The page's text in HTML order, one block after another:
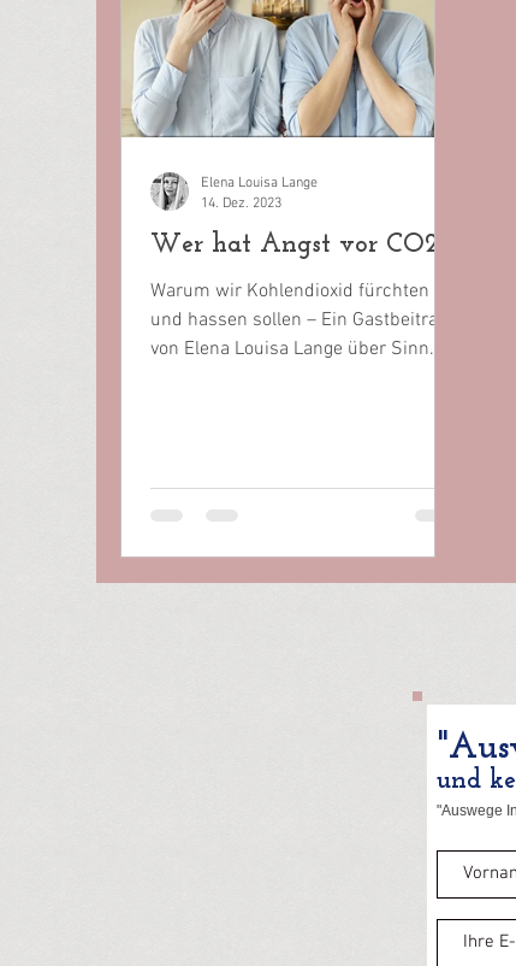
Wer hat Angst vor CO2?
Warum wir Kohlendioxid fürchten
und hassen sollen – Ein Gastbeitrag
von Elena Louisa Lange über Sinn
Klimaideologie. Apple, die am
Welt, produzierte einen Werbefilm ,
der augenzwinkernd zu verstehen
Elena Louisa Lange
14. Dez. 2023
und
"Auswege